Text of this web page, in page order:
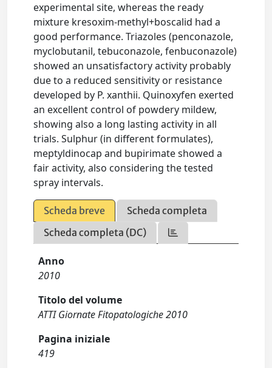
experimental site, whereas the ready
mixture kresoxim-methyl+boscalid had a
good performance. Triazoles (penconazole,
myclobutanil, tebuconazole, fenbuconazole)
showed an unsatisfactory activity probably
due to a reduced sensitivity or resistance
developed by P. xanthii. Quinoxyfen exerted
an excellent control of powdery mildew,
showing also a long lasting activity in all
trials. Sulphur (in different formulates),
meptyldinocap and bupirimate showed a
fair activity, also considering the tested
spray intervals.
Scheda breve
Scheda completa
Scheda completa (DC)
Anno
2010
Titolo del volume
ATTI Giornate Fitopatologiche 2010
Pagina iniziale
419